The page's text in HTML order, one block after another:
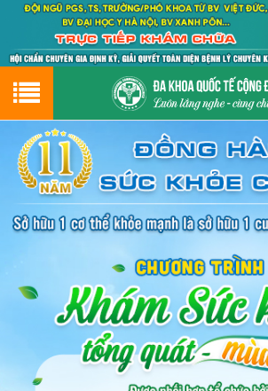
Hotline0243.9656.999tư vấn miễn phí
GIỚI THIỆU
GIỚI THIỆU VỀ PHÒNG KHÁM
CƠ SỞ VẬT CHẤT
ĐẶT HẸN LỊCH KHÁM
ĐƯỜNG TỚI PHÒNG KHÁM
PHỤ KHOA
BỆNH HẬU MÔN